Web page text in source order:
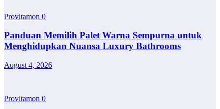
Provitamon 0
Panduan Memilih Palet Warna Sempurna untuk
Menghidupkan Nuansa Luxury Bathrooms
August 4, 2026
Provitamon 0